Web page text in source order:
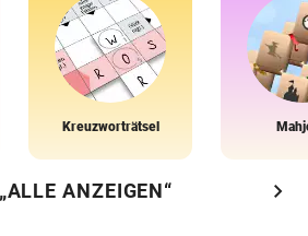
Kreuzworträtsel
ANZEIGEN“ chevron_right